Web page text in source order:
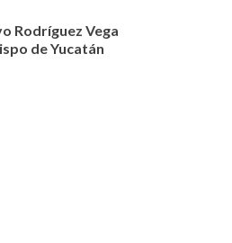
Rodríguez Vega
de Yucatán